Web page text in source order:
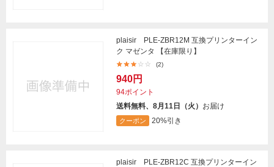
plaisir PLE-ZBR12M 互換プリンターイン
ク マゼンタ 【在庫限り】
(2)
940円
94ポイント
送料無料、8月11日（火） お届け
クーポン 20%引き
plaisir PLE-ZBR12C 互換プリンターイン